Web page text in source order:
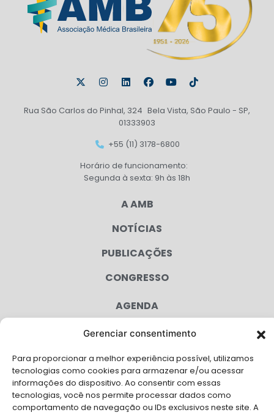
Gerenciar consentimento
Para proporcionar a melhor experiência possível, utilizamos
tecnologias como cookies para armazenar e/ou acessar
informações do dispositivo. Ao consentir com essas
tecnologias, você nos permite processar dados como
comportamento de navegação ou IDs exclusivos neste site. A
Rua São Carlos do Pinhal, 324 Bela Vista, São Paulo - SP,
01333903
+55 (11) 3178-6800
Horário de funcionamento:
Segunda à sexta: 9h às 18h
A AMB
NOTÍCIAS
PUBLICAÇÕES
CONGRESSO
AGENDA
CAMPANHAS
SERVIÇOS
FILIADAS
LGPD